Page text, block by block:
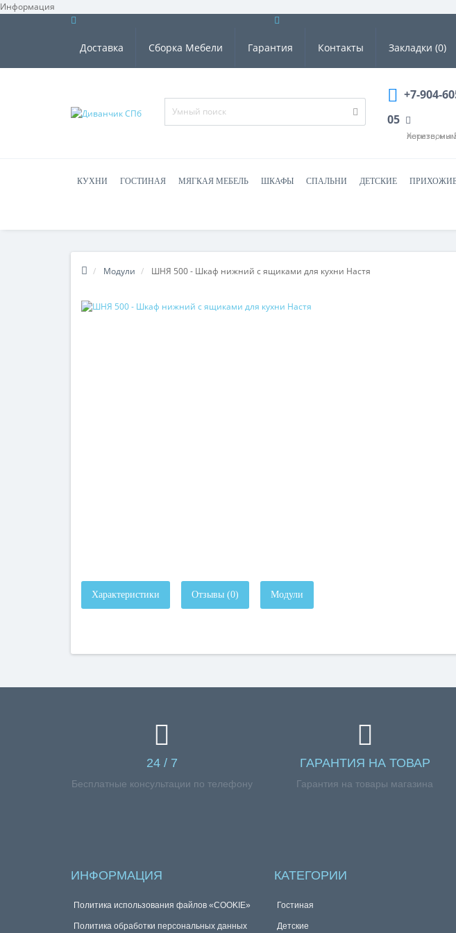
Информация
Доставка Сборка Мебели Гарантия Контакты Закладки (0)
+7-904-
05
Хотите, мы Вам
КУХНИ ГОСТИНАЯ МЯГКАЯ МЕБЕЛЬ ШКАФЫ СПАЛЬНИ ДЕТСКИЕ
Модули ШНЯ 500 - Шкаф нижний с ящиками для кухни Настя
Характеристики Отзывы (0) Модули
24 / 7
Бесплатные консультации по телефону
ГАРАНТИЯ НА ТОВАР
Гарантия на товары магазина
ИНФОРМАЦИЯ
Политика использования файлов «COOKIE»
Политика обработки персональных данных
КАТЕГОРИИ
Гостиная
Детские